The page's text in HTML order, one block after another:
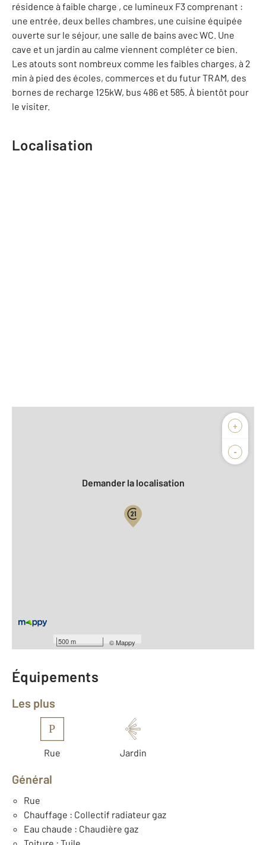
résidence à faible charge , ce lumineux F3 comprenant :
une entrée, deux belles chambres, une cuisine équipée
ouverte sur le séjour, une salle de bains avec WC. Une
cave et un jardin au calme viennent compléter ce bien.
Les atouts sont nombreux comme les faibles charges, à 2
min à pied des écoles, commerces et du futur TRAM, des
bornes de recharge 125kW, bus 486 et 585. À bientôt pour
le visiter.
Localisation
+
-
500 m ©Mappy
Biens vendus
Demander la localisation
Type de construction : Traditionnelle
Année construction : 1940
Équipements
Les plus
P
Rue Jardin
Général
Rue
Chauffage : Collectif radiateur gaz
Eau chaude : Chaudière gaz